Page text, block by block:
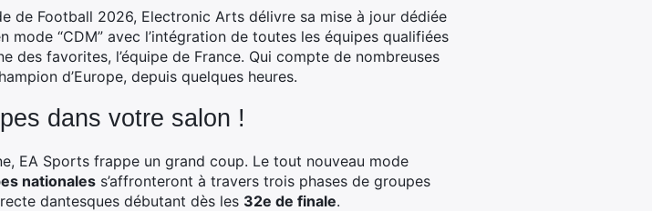
de Football 2026, Electronic Arts délivre sa mise à jour dédiée
mode “CDM” avec l’intégration de toutes les équipes qualifiées
des favorites, l’équipe de France. Qui compte de nombreuses
d’Europe, depuis quelques heures.
dans votre salon !
EA Sports frappe un grand coup. Le tout nouveau mode
nationales s’affronteront à travers trois phases de groupes
dantesques débutant dès les 32e de finale.